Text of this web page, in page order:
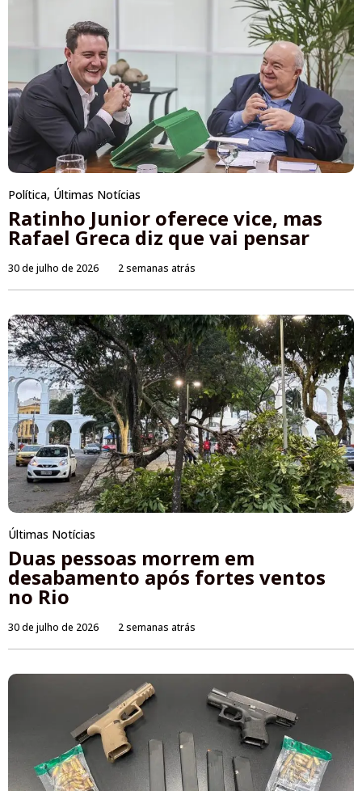
Política, Últimas Notícias
Ratinho Junior oferece vice, mas
Rafael Greca diz que vai pensar
30 de julho de 2026 2 semanas atrás
Últimas Notícias
Duas pessoas morrem em
desabamento após fortes ventos
no Rio
30 de julho de 2026 2 semanas atrás